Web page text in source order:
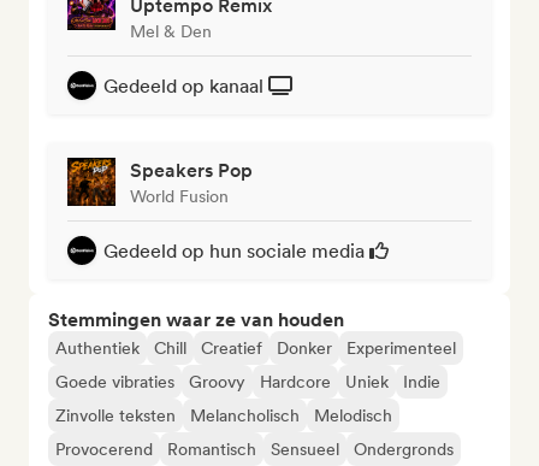
Uptempo Remix
Mel & Den
Gedeeld op kanaal
Speakers Pop
World Fusion
Gedeeld op hun sociale media
Stemmingen waar ze van houden
Authentiek Chill Creatief Donker
Experimenteel
Goede vibraties
Groovy Hardcore Uniek
Indie
Zinvolle teksten
Melancholisch
Melodisch
Provocerend
Romantisch Sensueel Ondergronds